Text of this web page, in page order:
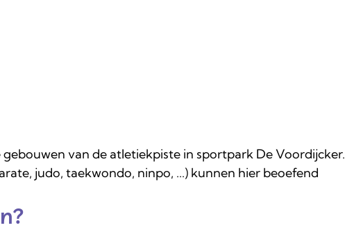
gebouwen van de atletiekpiste in sportpark De Voordijcker.
judo, taekwondo, ninpo, ...) kunnen hier beoefend